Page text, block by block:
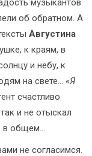
музыкантов
об обратном. А
Августина
к краям, в
и небу, к
на свете… «Я
счастливо
и не отыскал
в общем...
не согласимся.